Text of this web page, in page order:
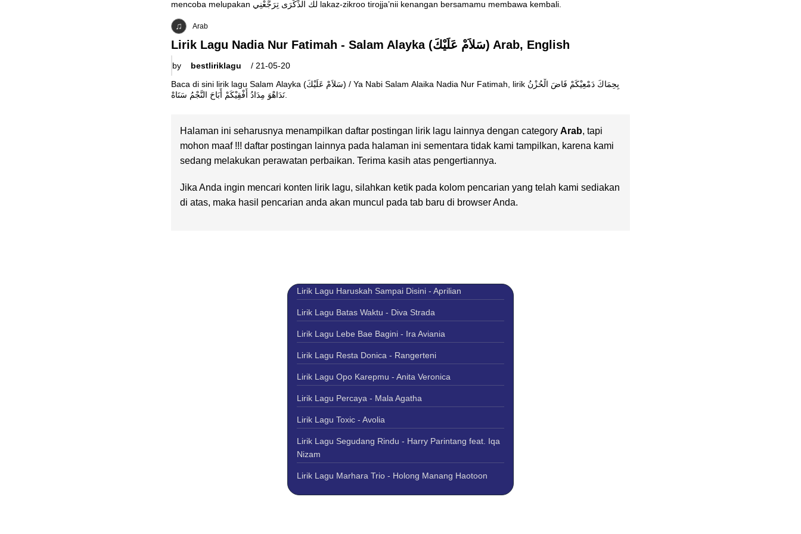
mencoba melupakan لك الذِّكْرَى تِرَجَّعْنِي lakaz-zikroo tirojja’nii kenangan bersamamu membawa kembali.
Arab
Lirik Lagu Nadia Nur Fatimah - Salam Alayka (سَلاَمْ عَلَيْكَ) Arab, English
by bestliriklagu / 21-05-20
Baca di sini lirik lagu Salam Alayka (سَلاَمْ عَلَيْكَ) / Ya Nabi Salam Alaika Nadia Nur Fatimah, lirik بِحِمَاكَ دَمْعِيْكَمْ فَاضَ الْحُزْنُ
نَدَاهْوَ مِدَادُ أَفْقِيْكَمْ أَبَاحَ النَّجْمُ سَنَاهْ.
Halaman ini seharusnya menampilkan daftar postingan lirik lagu lainnya dengan category Arab, tapi
mohon maaf !!! daftar postingan lainnya pada halaman ini sementara tidak kami tampilkan, karena kami
sedang melakukan perawatan perbaikan. Terima kasih atas pengertiannya.
Jika Anda ingin mencari konten lirik lagu, silahkan ketik pada kolom pencarian yang telah kami sediakan
di atas, maka hasil pencarian anda akan muncul pada tab baru di browser Anda.
Lirik Lagu Haruskah Sampai Disini - Aprilian
Lirik Lagu Batas Waktu - Diva Strada
Lirik Lagu Lebe Bae Bagini - Ira Aviania
Lirik Lagu Resta Donica - Rangerteni
Lirik Lagu Opo Karepmu - Anita Veronica
Lirik Lagu Percaya - Mala Agatha
Lirik Lagu Toxic - Avolia
Lirik Lagu Segudang Rindu - Harry Parintang feat. Iqa
Nizam
Lirik Lagu Marhara Trio - Holong Manang Haotoon